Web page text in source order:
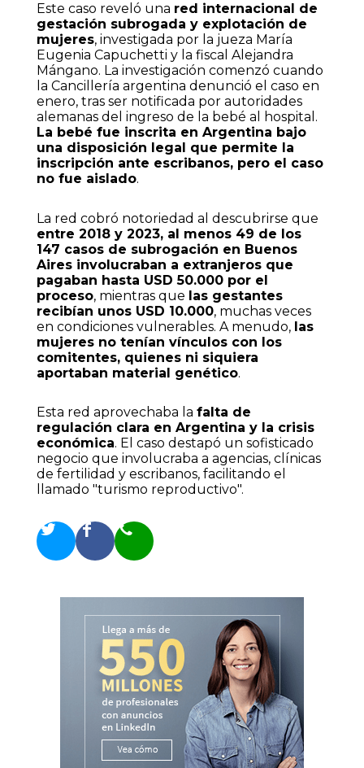
Este caso reveló una red internacional de
gestación subrogada y explotación de
mujeres, investigada por la jueza María
Eugenia Capuchetti y la fiscal Alejandra
Mángano. La investigación comenzó cuando
la Cancillería argentina denunció el caso en
enero, tras ser notificada por autoridades
alemanas del ingreso de la bebé al hospital.
La bebé fue inscrita en Argentina bajo
una disposición legal que permite la
inscripción ante escribanos, pero el caso
no fue aislado.
La red cobró notoriedad al descubrirse que
entre 2018 y 2023, al menos 49 de los
147 casos de subrogación en Buenos
Aires involucraban a extranjeros que
pagaban hasta USD 50.000 por el
proceso, mientras que las gestantes
recibían unos USD 10.000, muchas veces
en condiciones vulnerables. A menudo, las
mujeres no tenían vínculos con los
comitentes, quienes ni siquiera
aportaban material genético.
Esta red aprovechaba la falta de
regulación clara en Argentina y la crisis
económica. El caso destapó un sofisticado
negocio que involucraba a agencias, clínicas
de fertilidad y escribanos, facilitando el
llamado "turismo reproductivo".